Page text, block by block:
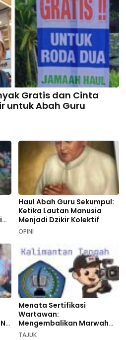
Gratis dan Cinta
untuk Abah Guru
Haul Abah Guru Sekumpul:
Ketika Lautan Manusia
Menjadi Dzikir Kolektif
OPINI
Menata Sertifikasi
Wartawan:
Mengembalikan Marwah
Pers dan Keadilan
TAJUK